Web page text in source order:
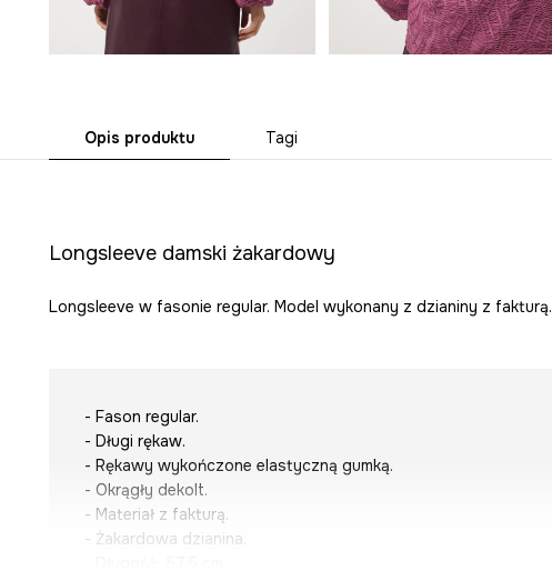
Opis produktu Tagi
Longsleeve damski żakardowy
Longsleeve w fasonie regular. Model wykonany z dzianiny z fakturą.
- Fason regular.
- Długi rękaw.
- Rękawy wykończone elastyczną gumką.
- Okrągły dekolt.
- Materiał z fakturą.
- Żakardowa dzianina.